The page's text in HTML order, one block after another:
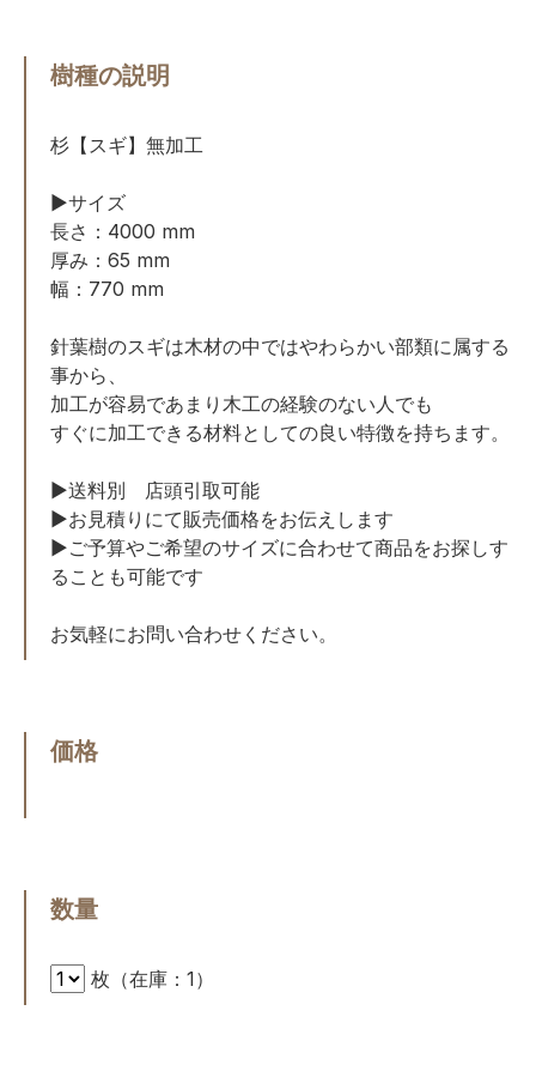
樹種の説明
杉【スギ】無加工
▶︎サイズ
長さ：4000 mm
厚み：65 mm
幅：770 mm
針葉樹のスギは木材の中ではやわらかい部類に属する
事から、
加工が容易であまり木工の経験のない人でも
すぐに加工できる材料としての良い特徴を持ちます。
▶︎送料別 店頭引取可能
▶︎お見積りにて販売価格をお伝えします
▶︎ご予算やご希望のサイズに合わせて商品をお探しす
ることも可能です
お気軽にお問い合わせください。
価格
数量
枚（在庫：1）